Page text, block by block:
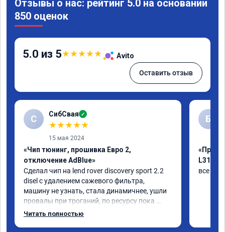
Отзывы о нас: рейтинг 5.0 на основании
850 оценок
5.0 из 5★★★★★ Avito
Оставить отзыв
С СибСвая ✓
★★★★★
15 мая 2024
«Чип тюнинг, прошивка Евро 2,
отключение AdBlue»
Сделал чип на lend rover discovery sport 2.2
disel с удалением сажевого фильтра,
машину не узнать, стала динамичнее, ушли
провалы при троганий, по ресурсу пока
незнаю, время покажет, короче
Читать полностью
Б
L319»
все